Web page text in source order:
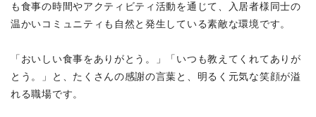
も食事の時間やアクティビティ活動を通じて、入居者様同士の
温かいコミュニティも自然と発生している素敵な環境です。
「おいしい食事をありがとう。」「いつも教えてくれてありが
とう。」と、たくさんの感謝の言葉と、明るく元気な笑顔が溢
れる職場です。